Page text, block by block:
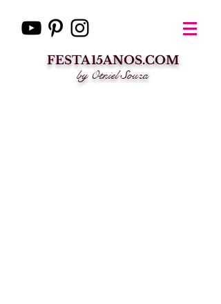
FESTA15ANOS.COM
by Otniel Souza